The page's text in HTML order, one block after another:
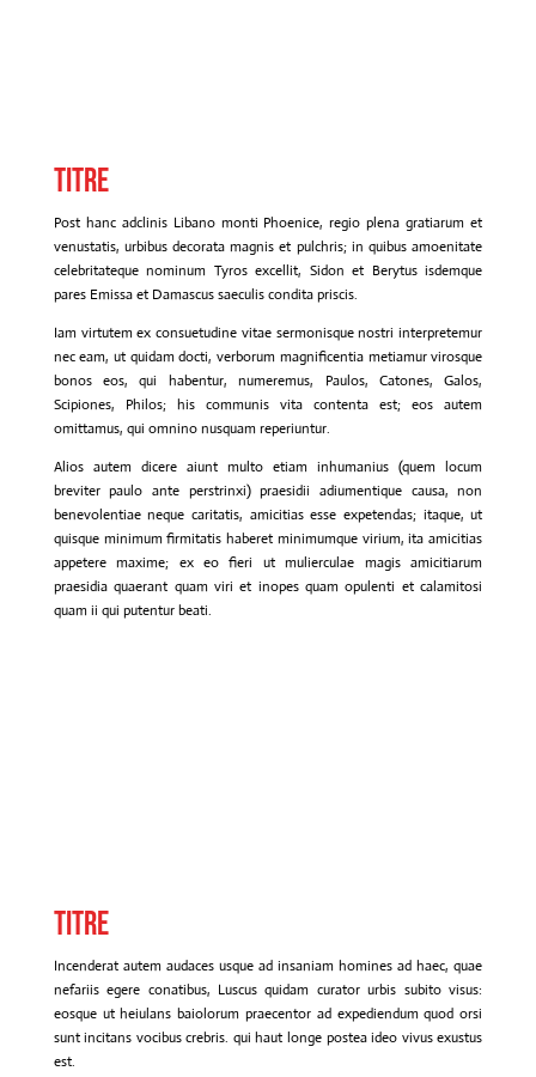
Titre
Post hanc adclinis Libano monti Phoenice, regio plena gratiarum et
venustatis, urbibus decorata magnis et pulchris; in quibus amoenitate
celebritateque nominum Tyros excellit, Sidon et Berytus isdemque
pares Emissa et Damascus saeculis condita priscis.
Iam virtutem ex consuetudine vitae sermonisque nostri interpretemur
nec eam, ut quidam docti, verborum magnificentia metiamur virosque
bonos eos, qui habentur, numeremus, Paulos, Catones, Galos,
Scipiones, Philos; his communis vita contenta est; eos autem
omittamus, qui omnino nusquam reperiuntur.
Alios autem dicere aiunt multo etiam inhumanius (quem locum
breviter paulo ante perstrinxi) praesidii adiumentique causa, non
benevolentiae neque caritatis, amicitias esse expetendas; itaque, ut
quisque minimum firmitatis haberet minimumque virium, ita amicitias
appetere maxime; ex eo fieri ut mulierculae magis amicitiarum
praesidia quaerant quam viri et inopes quam opulenti et calamitosi
quam ii qui putentur beati.
Titre
Incenderat autem audaces usque ad insaniam homines ad haec, quae
nefariis egere conatibus, Luscus quidam curator urbis subito visus:
eosque ut heiulans baiolorum praecentor ad expediendum quod orsi
sunt incitans vocibus crebris. qui haut longe postea ideo vivus exustus
est.